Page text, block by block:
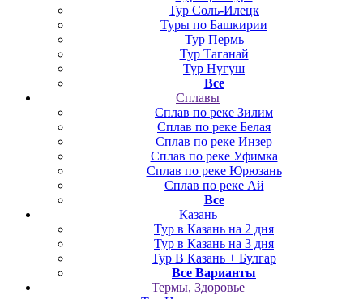
Тур Соль-Илецк
Туры по Башкирии
Тур Пермь
Тур Таганай
Тур Нугуш
Все
Сплавы
Сплав по реке Зилим
Сплав по реке Белая
Сплав по реке Инзер
Сплав по реке Уфимка
Сплав по реке Юрюзань
Сплав по реке Ай
Все
Казань
Тур в Казань на 2 дня
Тур в Казань на 3 дня
Тур В Казань + Булгар
Все Варианты
Термы, Здоровье